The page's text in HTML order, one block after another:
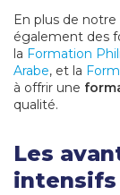
En plus de
également des
la Formation
Arabe, et la
à offrir une
qualité.
Les
intensifs